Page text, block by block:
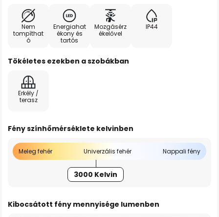
Nem
tompíthat
ó
Energiahat
ékony és
tartós
Mozgásérz
ékelővel
IP44
Tökéletes ezekben a szobákban
Erkély /
terasz
Fény színhőmérséklete kelvinben
Meleg fehér Univerzális fehér Nappali fény
3000 Kelvin
Kibocsátott fény mennyisége lumenben